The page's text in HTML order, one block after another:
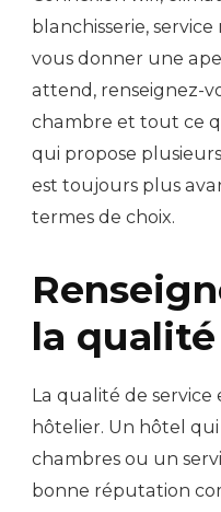
blanchisserie,
vous donner une
attend, renseignez-
chambre et tout ce
qui propose
est toujours plus
termes de choix.
la
La qualité de service
hôtelier. Un hôtel
chambres ou un
bonne réputation